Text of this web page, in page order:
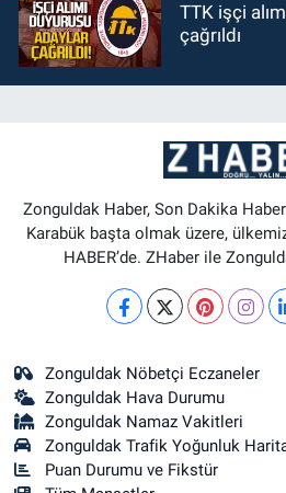
TTK işçi
çağrıldı
Zonguldak Haber, Son Dakika
Karabük başta olmak üzere,
HABER’de. ZHaber ile
Zonguldak Nöbetçi Eczaneler
Zonguldak Hava Durumu
Zonguldak Namaz Vakitleri
Zonguldak Trafik Yoğunluk
Puan Durumu ve Fikstür